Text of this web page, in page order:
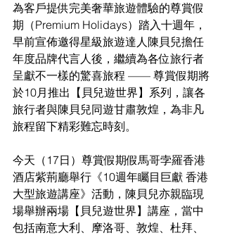
為客戶提供完美奢華旅遊體驗的尊賞假
期（Premium Holidays）踏入十週年，
早前宣佈邀得星級旅遊達人陳貝兒擔任
年度品牌代言人後，繼續為各位旅行者
呈獻不一樣的驚喜旅程 —— 尊賞假期將
於10月推出【貝兒遊世界】系列，讓各
旅行者與陳貝兒同遊甘肅敦煌，為非凡
旅程留下精彩難忘時刻。
今天（17日）尊賞假期假馬哥孛羅香港
酒店紫荊廳舉行《10週年矚目巨獻 香港
大型旅遊講座》活動，陳貝兒亦親臨現
場舉辦兩場【貝兒遊世界】講座，當中
包括南意大利、摩洛哥、敦煌、杜拜、